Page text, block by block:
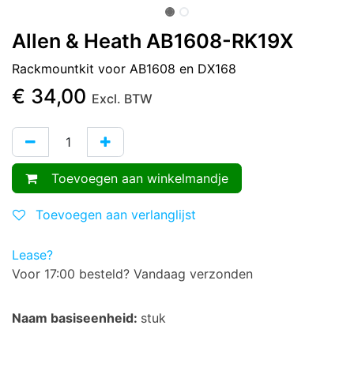
Allen & Heath AB1608-RK19X
Rackmountkit voor AB1608 en DX168
€ 34,00 Excl. BTW
Toevoegen aan winkelmandje
Toevoegen aan verlanglijst
Lease?
Voor 17:00 besteld? Vandaag verzonden
Naam basiseenheid: stuk